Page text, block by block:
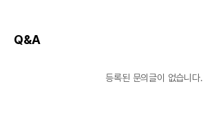
Q&A
등록된 문의글이 없습니다.